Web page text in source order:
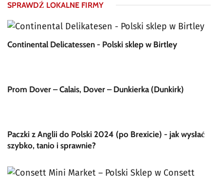
SPRAWDŹ LOKALNE FIRMY
Continental Delicatessen - Polski sklep w Birtley
Prom Dover – Calais, Dover – Dunkierka (Dunkirk)
Paczki z Anglii do Polski 2024 (po Brexicie) - jak wysłać
szybko, tanio i sprawnie?